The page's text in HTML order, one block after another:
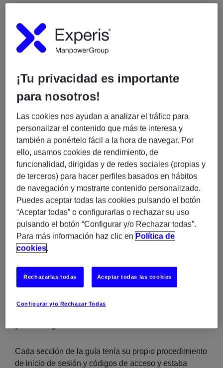
cuidado, presente en más de 150 países y con más de
150.000 empleados en todo el mundo, tomó la
decisión de lanzar un nuevo logo e imagen corporativa
Experis, como partner colaborador, ayudó a
implementar la última tecnología en la web con una
guía online que recogía todas las directrices de la
marca para mantener la coherencia en las
comunicaciones de todos los países y dirigida a cuatro
públicos diferenciados: empleados, guardianes de la
Cada sección de la guía tenía su propio procedimiento
de inicio de sesión y códigos de acceso y estaba
¡Tu privacidad es importante
para nosotros!
Las cookies nos ayudan a analizar el tráfico para
personalizar el contenido que más te interesa y
también a ponértelo fácil a la hora de navegar. Por
ello, usamos cookies de rendimiento, de
funcionalidad, dirigidas y de redes sociales (propias y
de terceros) para hacer perfiles basados en hábitos
de navegación y mostrarte contenido personalizado.
Puedes aceptar todas las cookies pulsando el botón
“Aceptar todas” o configurarlas o rechazar su uso
pulsando el botón “Configurar y/o Rechazar todas”.
Para más información haz clic en Política de
cookies.
Configurar y/o Rechazar Todas
Rechazarlas todas Aceptar todas las cookies